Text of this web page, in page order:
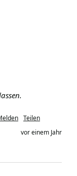
Teilen
vor einem Jahr